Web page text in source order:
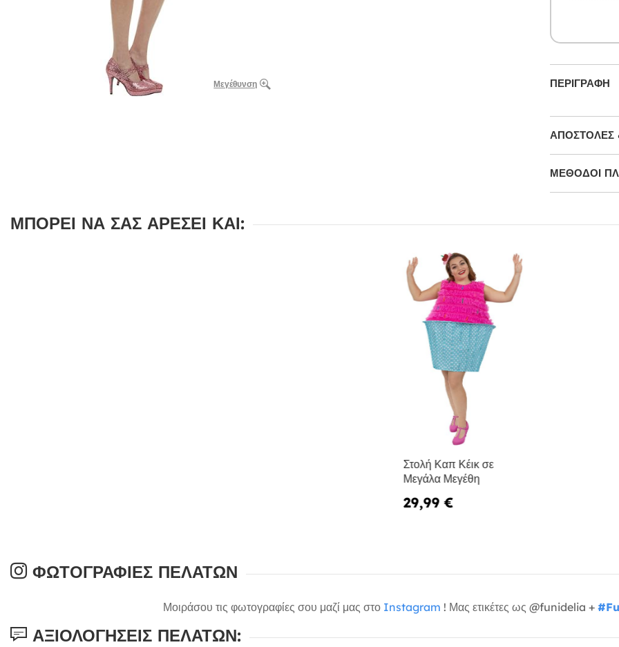
Μεγέθυνση ΠΕΡΙΓΡΑΦΉ
ΑΠΟΣΤΟΛΈΣ
ΜΕΘΌΔΟΙ
ΜΠΟΡΕΊ ΝΑ ΣΑΣ ΑΡΈΣΕΙ ΚΑΙ:
Στολή Καπ Κέικ σε
Μεγάλα Μεγέθη
29,99 €
ΦΩΤΟΓΡΑΦΊΕΣ ΠΕΛΑΤΏΝ
Μοιράσου τις φωτογραφίες σου μαζί μας στο Instagram ! Μας ετικέτες ως @funidelia +
ΑΞΙΟΛΟΓΉΣΕΙΣ ΠΕΛΑΤΏΝ: